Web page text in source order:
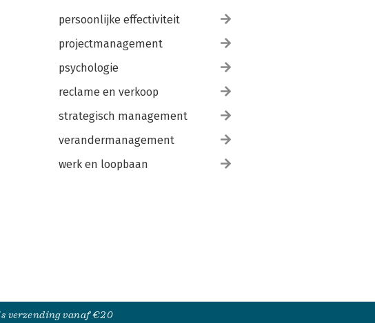
persoonlijke effectiviteit
projectmanagement
psychologie
reclame en verkoop
strategisch management
verandermanagement
werk en loopbaan
verzending vanaf €20